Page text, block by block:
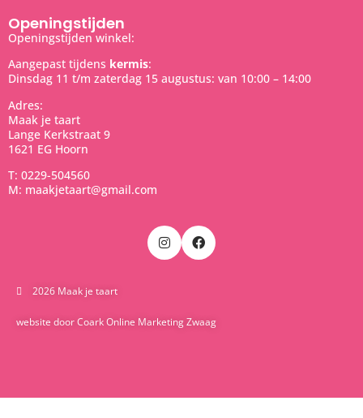
Openingstijden
Openingstijden winkel:
Aangepast tijdens kermis:
Dinsdag 11 t/m zaterdag 15 augustus: van 10:00 – 14:00
Adres:
Maak je taart
Lange Kerkstraat 9
1621 EG Hoorn
T: 0229-504560
M: maakjetaart@gmail.com
2026 Maak je taart
website door Coark Online Marketing Zwaag